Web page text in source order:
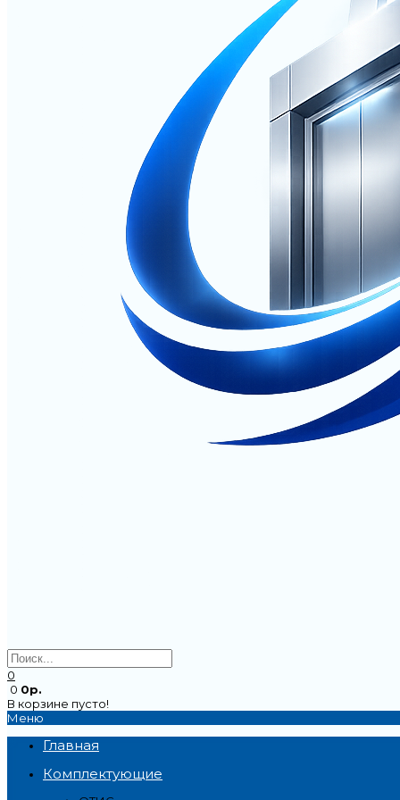
0
0 0р.
В корзине пусто!
Меню
Главная
Комплектующие